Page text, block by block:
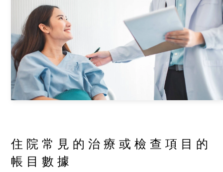
住院常見的治療或檢查項目的
帳目數據